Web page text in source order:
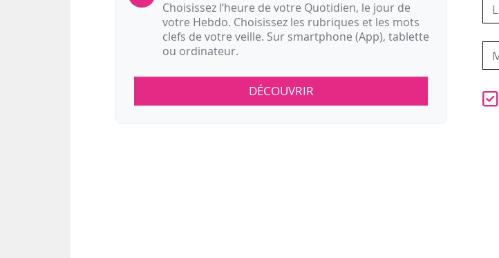
Choisissez l‘heure de votre Quotidien, le jour de
votre Hebdo. Choisissez les rubriques et les mots
clefs de votre veille. Sur smartphone (App), tablette
ou ordinateur.
DÉCOUVRIR